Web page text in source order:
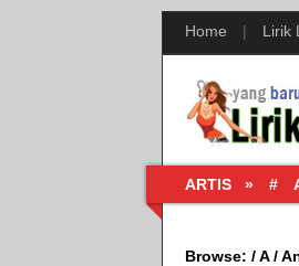
Home | Lirik
ARTIS » #
Browse: /A/